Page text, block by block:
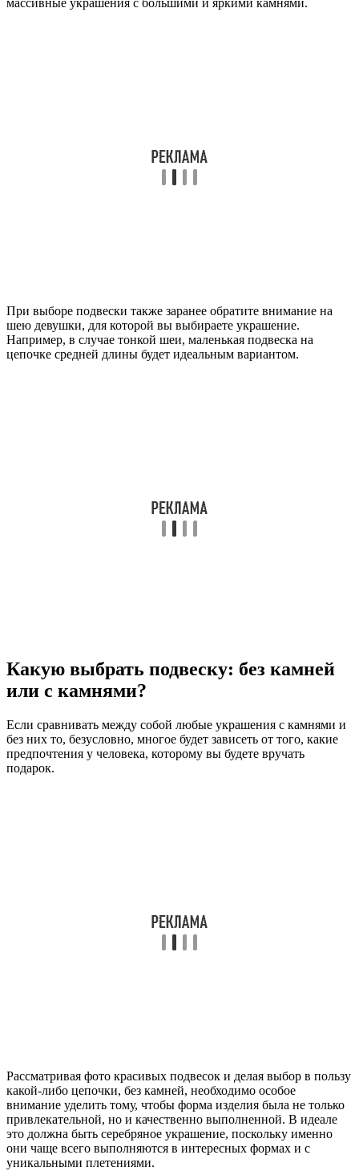
массивные украшения с большими и яркими камнями.
При выборе подвески также заранее обратите внимание на
шею девушки, для которой вы выбираете украшение.
Например, в случае тонкой шеи, маленькая подвеска на
цепочке средней длины будет идеальным вариантом.
Какую выбрать подвеску: без камней
или с камнями?
Если сравнивать между собой любые украшения с камнями и
без них то, безусловно, многое будет зависеть от того, какие
предпочтения у человека, которому вы будете вручать
подарок.
Рассматривая фото красивых подвесок и делая выбор в пользу
какой-либо цепочки, без камней, необходимо особое
внимание уделить тому, чтобы форма изделия была не только
привлекательной, но и качественно выполненной. В идеале
это должна быть серебряное украшение, поскольку именно
они чаще всего выполняются в интересных формах и с
уникальными плетениями.